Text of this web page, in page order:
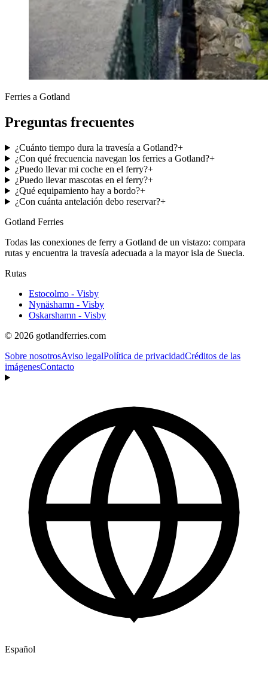
Ferries a Gotland
Preguntas frecuentes
¿Cuánto tiempo dura la travesía a Gotland?+
¿Con qué frecuencia navegan los ferries a Gotland?+
¿Puedo llevar mi coche en el ferry?+
¿Puedo llevar mascotas en el ferry?+
¿Qué equipamiento hay a bordo?+
¿Con cuánta antelación debo reservar?+
Gotland Ferries
Todas las conexiones de ferry a Gotland de un vistazo: compara
rutas y encuentra la travesía adecuada a la mayor isla de Suecia.
Rutas
Estocolmo - Visby
Nynäshamn - Visby
Oskarshamn - Visby
© 2026 gotlandferries.com
Sobre nosotrosAviso legalPolítica de privacidadCréditos de las
imágenesContacto
Español